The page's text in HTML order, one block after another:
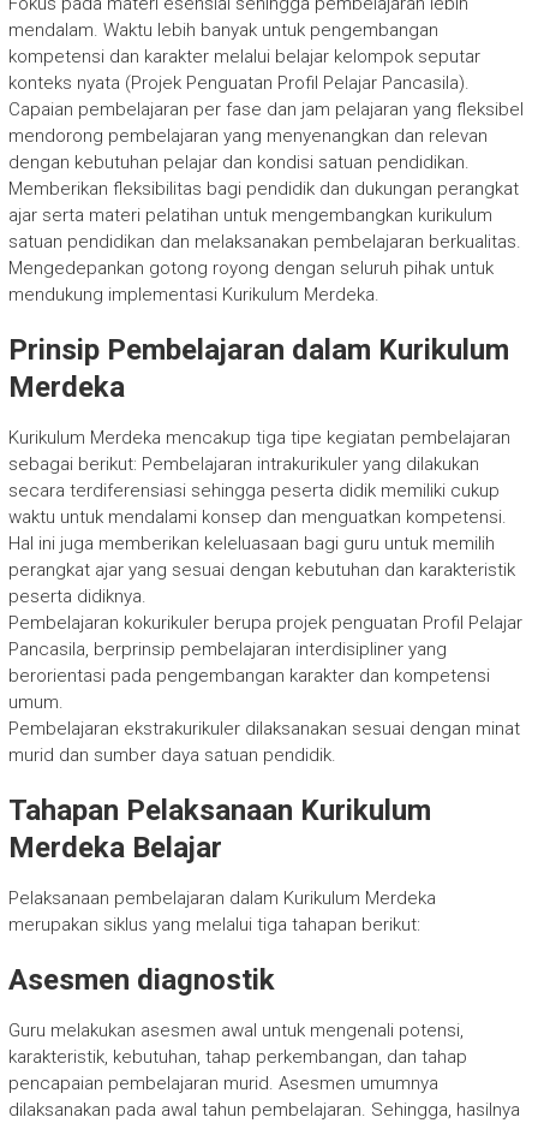
mendalam. Waktu lebih banyak untuk pengembangan
kompetensi dan karakter melalui belajar kelompok seputar
konteks nyata (Projek Penguatan Profil Pelajar Pancasila).
Capaian pembelajaran per fase dan jam pelajaran yang fleksibel
mendorong pembelajaran yang menyenangkan dan relevan
dengan kebutuhan pelajar dan kondisi satuan pendidikan.
Memberikan fleksibilitas bagi pendidik dan dukungan perangkat
ajar serta materi pelatihan untuk mengembangkan kurikulum
satuan pendidikan dan melaksanakan pembelajaran berkualitas.
Mengedepankan gotong royong dengan seluruh pihak untuk
mendukung implementasi Kurikulum Merdeka.
Prinsip Pembelajaran dalam Kurikulum
Merdeka
Kurikulum Merdeka mencakup tiga tipe kegiatan pembelajaran
sebagai berikut: Pembelajaran intrakurikuler yang dilakukan
secara terdiferensiasi sehingga peserta didik memiliki cukup
waktu untuk mendalami konsep dan menguatkan kompetensi.
Hal ini juga memberikan keleluasaan bagi guru untuk memilih
perangkat ajar yang sesuai dengan kebutuhan dan karakteristik
peserta didiknya.
Pembelajaran kokurikuler berupa projek penguatan Profil Pelajar
Pancasila, berprinsip pembelajaran interdisipliner yang
berorientasi pada pengembangan karakter dan kompetensi
umum.
Pembelajaran ekstrakurikuler dilaksanakan sesuai dengan minat
murid dan sumber daya satuan pendidik.
Tahapan Pelaksanaan Kurikulum
Merdeka Belajar
Pelaksanaan pembelajaran dalam Kurikulum Merdeka
merupakan siklus yang melalui tiga tahapan berikut:
Asesmen diagnostik
Guru melakukan asesmen awal untuk mengenali potensi,
karakteristik, kebutuhan, tahap perkembangan, dan tahap
pencapaian pembelajaran murid. Asesmen umumnya
dilaksanakan pada awal tahun pembelajaran. Sehingga, hasilnya